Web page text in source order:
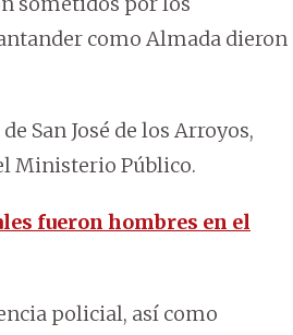
como Almada dieron
San José de los Arroyos,
Ministerio Público.
fueron hombres en el
policial, así como